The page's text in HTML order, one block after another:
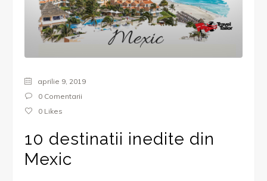
aprilie 9, 2019
0 Comentarii
0Likes
10 destinatii inedite din
Mexic